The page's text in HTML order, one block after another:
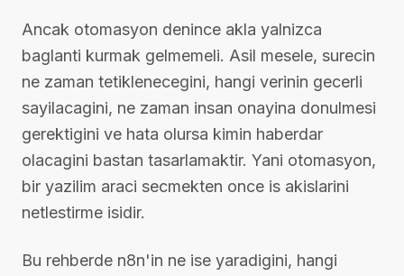
Ancak otomasyon denince akla yalnizca
baglanti kurmak gelmemeli. Asil mesele, surecin
ne zaman tetiklenecegini, hangi verinin gecerli
sayilacagini, ne zaman insan onayina donulmesi
gerektigini ve hata olursa kimin haberdar
olacagini bastan tasarlamaktir. Yani otomasyon,
bir yazilim araci secmekten once is akislarini
netlestirme isidir.
Bu rehberde n8n'in ne ise yaradigini, hangi